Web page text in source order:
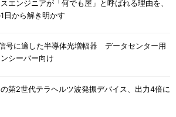
エンジニアが「何でも屋」と呼ばれる理由を、
日から解き明かす
号に適した半導体光増幅器 データセンター用
シーバー向け
第2世代テラヘルツ波発振デバイス、出力4倍に